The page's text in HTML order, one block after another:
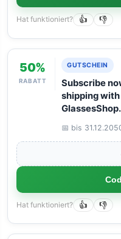
Hat funktioniert? 👍 👎
50%
RABATT
GUTSCHEIN
Subscribe
shipping with
📅 bis
Hat funktioniert? 👍 👎